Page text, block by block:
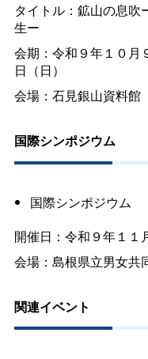
タイトル：鉱山の息吹
生ー
会期：令和９年１０月
日（日）
会場：石見銀山資料館
国際シンポジウム
国際シンポジウム
開催日：令和９年１１
会場：島根県立男女共
関連イベント